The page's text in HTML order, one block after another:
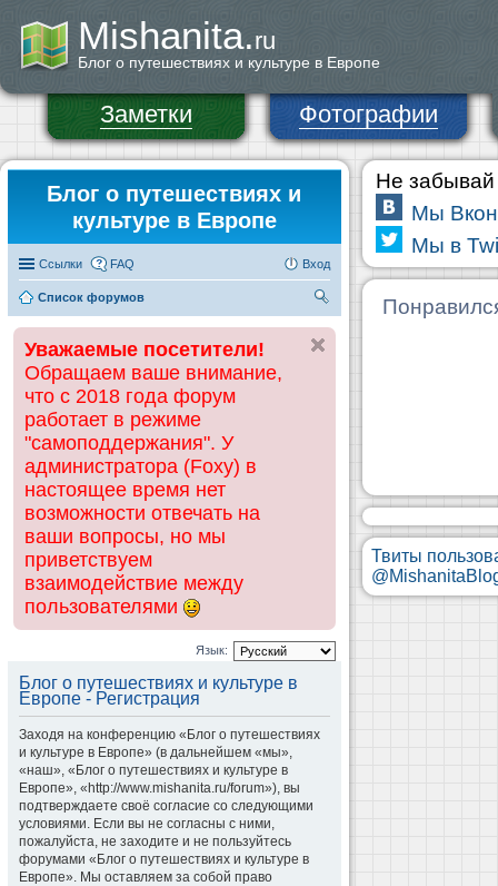
Mishanita.ru
Блог о путешествиях и культуре в Европе
Заметки Фотографии
Блог о путешествиях и
культуре в Европе
Ссылки FAQ Вход
Список форумов
ск
Уважаемые посетители!
Обращаем ваше внимание,
что с 2018 года форум
работает в режиме
"самоподдержания". У
администратора (Foxy) в
настоящее время нет
возможности отвечать на
ваши вопросы, но мы
приветствуем
взаимодействие между
пользователями
Язык:
Блог о путешествиях и культуре в
Европе - Регистрация
Заходя на конференцию «Блог о путешествиях
и культуре в Европе» (в дальнейшем «мы»,
«наш», «Блог о путешествиях и культуре в
Европе», «http://www.mishanita.ru/forum»), вы
подтверждаете своё согласие со следующими
условиями. Если вы не согласны с ними,
пожалуйста, не заходите и не пользуйтесь
форумами «Блог о путешествиях и культуре в
Европе». Мы оставляем за собой право
Не забывай
Мы
Мы в
Твиты